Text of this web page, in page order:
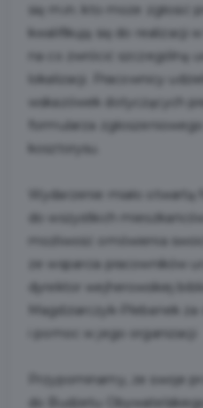
się m.in. kto może zgłosić
kwalifikują się do realizacji
na co zwrócić szczególną
lokalizacji. Pracownicy
wskazówek dotyczących
formularza
Wydarzenie miało otwartą
do wszystkich
możliwość omówienia
ze wsparcia pracowników
dyrektor wejherowskiej
Magdziarczyk-Plebanek
i pomoc w jego organizacji
Przypominamy, że swoje
do Budżetu